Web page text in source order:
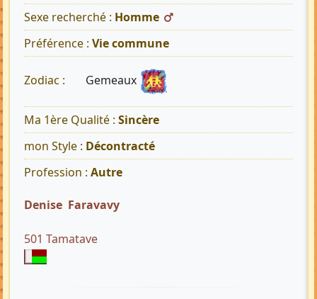
Sexe recherché : Homme
Préférence : Vie commune
Zodiac : Gemeaux
Ma 1ère Qualité : Sincère
mon Style : Décontracté
Profession : Autre
Denise Faravavy
501 Tamatave